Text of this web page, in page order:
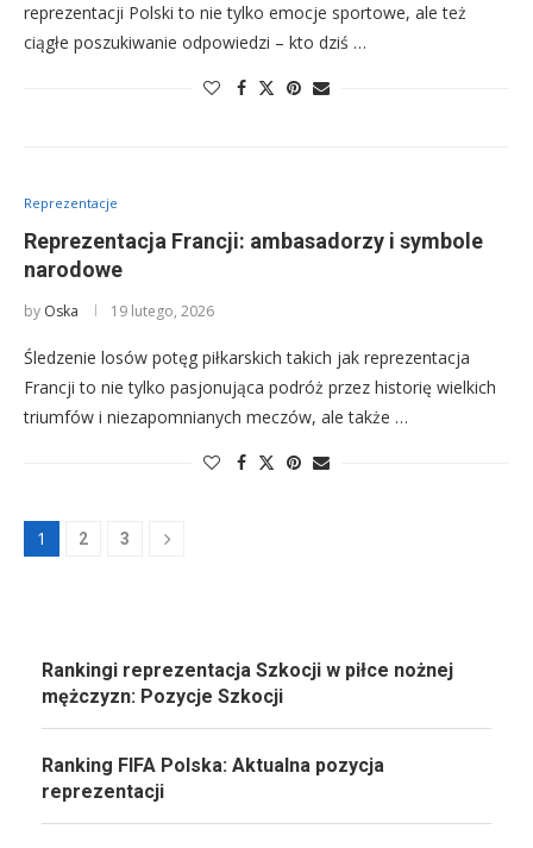
reprezentacji Polski to nie tylko emocje sportowe, ale też
ciągłe poszukiwanie odpowiedzi – kto dziś …
Reprezentacje
Reprezentacja Francji: ambasadorzy i symbole
narodowe
by Oska 19 lutego, 2026
Śledzenie losów potęg piłkarskich takich jak reprezentacja
Francji to nie tylko pasjonująca podróż przez historię wielkich
triumfów i niezapomnianych meczów, ale także …
1 2 3
Rankingi reprezentacja Szkocji w piłce nożnej
mężczyzn: Pozycje Szkocji
Ranking FIFA Polska: Aktualna pozycja
reprezentacji